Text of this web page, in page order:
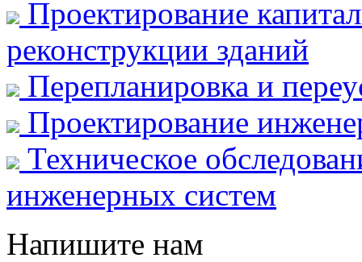
Проектирование
реконструкции зданий
Перепланировка и
Проектирование
Техническое
инженерных систем
Напишите нам